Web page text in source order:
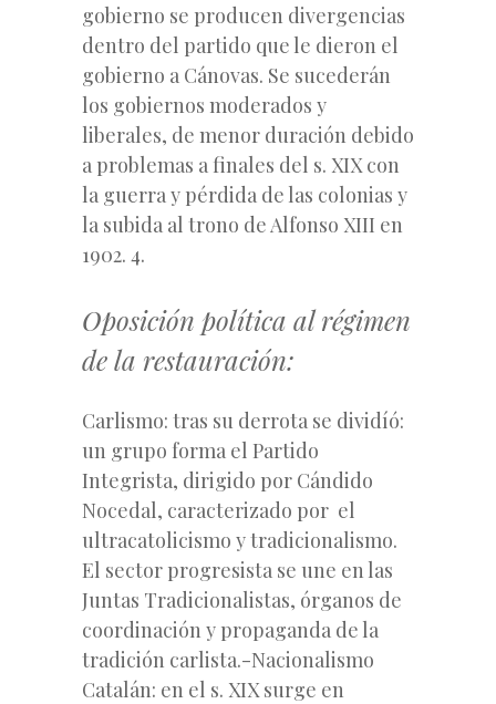
gobierno se producen divergencias
dentro del partido que le dieron el
gobierno a Cánovas. Se sucederán
los gobiernos moderados y
liberales, de menor duración debido
a problemas a finales del s. XIX con
la guerra y pérdida de las colonias y
la subida al trono de Alfonso XIII en
1902. 4.
Oposición política al régimen
de la restauración:
Carlismo: tras su derrota se dividíó:
un grupo forma el Partido
Integrista, dirigido por Cándido
Nocedal, caracterizado por el
ultracatolicismo y tradicionalismo.
El sector progresista se une en las
Juntas Tradicionalistas, órganos de
coordinación y propaganda de la
tradición carlista.-Nacionalismo
Catalán: en el s. XIX surge en